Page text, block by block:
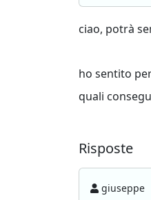
ciao, potrà
ho sentito
quali
Risposte
giuseppe